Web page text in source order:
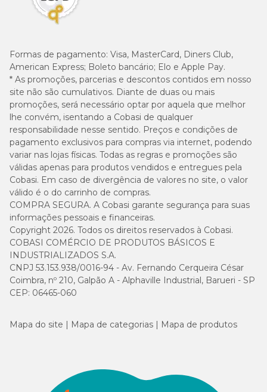
Formas de pagamento: Visa, MasterCard, Diners Club,
American Express; Boleto bancário; Elo e Apple Pay.
* As promoções, parcerias e descontos contidos em nosso
site não são cumulativos. Diante de duas ou mais
promoções, será necessário optar por aquela que melhor
lhe convém, isentando a Cobasi de qualquer
responsabilidade nesse sentido. Preços e condições de
pagamento exclusivos para compras via internet, podendo
variar nas lojas físicas. Todas as regras e promoções são
válidas apenas para produtos vendidos e entregues pela
Cobasi. Em caso de divergência de valores no site, o valor
válido é o do carrinho de compras.
COMPRA SEGURA. A Cobasi garante segurança para suas
informações pessoais e financeiras.
Copyright 2026. Todos os direitos reservados à Cobasi.
COBASI COMÉRCIO DE PRODUTOS BÁSICOS E
INDUSTRIALIZADOS S.A.
CNPJ 53.153.938/0016-94 - Av. Fernando Cerqueira César
Coimbra, nº 210, Galpão A - Alphaville Industrial, Barueri - SP
CEP: 06465-060
Mapa do site Mapa de categorias Mapa de produtos